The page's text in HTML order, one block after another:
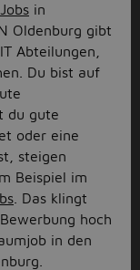
in
Oldenburg gibt
Abteilungen,
Du bist auf
du gute
oder eine
steigen
Beispiel im
. Das klingt
hoch
in den